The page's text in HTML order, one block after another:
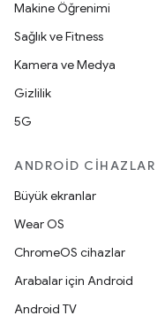
Makine Öğrenimi
Sağlık ve Fitness
Kamera ve Medya
Gizlilik
5G
ANDROID CIHAZLAR
Büyük ekranlar
Wear OS
ChromeOS cihazlar
Arabalar için Android
Android TV